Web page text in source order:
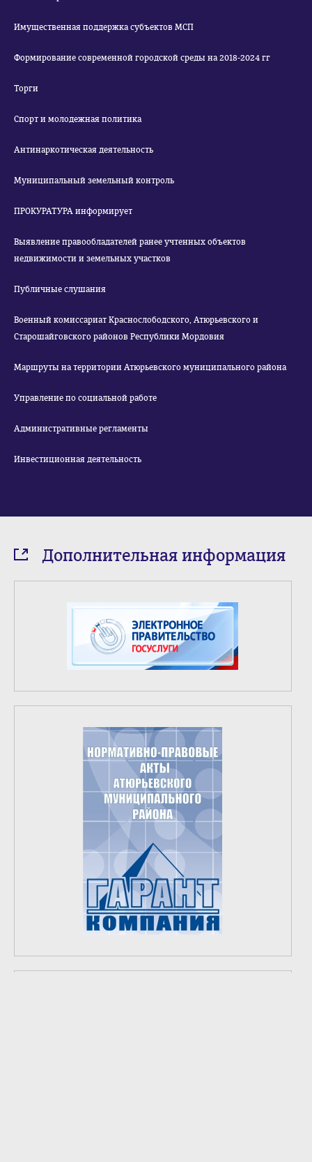
Имущественная поддержка субъектов МСП
Формирование современной городской среды на 2018-2024 гг
Торги
Спорт и молодежная политика
Антинаркотическая деятельность
Муниципальный земельный контроль
ПРОКУРАТУРА информирует
Выявление правообладателей ранее учтенных объектов
недвижимости и земельных участков
Публичные слушания
Военный комиссариат Краснослободского, Атюрьевского и
Старошайговского районов Республики Мордовия
Маршруты на территории Атюрьевского муниципального района
Управление по социальной работе
Административные регламенты
Инвестиционная деятельность
Дополнительная информация